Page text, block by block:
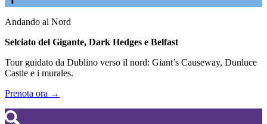
Andando al Nord
Selciato del Gigante, Dark Hedges e Belfast
Tour guidato da Dublino verso il nord: Giant’s Causeway, Dunluce
Castle e i murales.
Prenota ora →